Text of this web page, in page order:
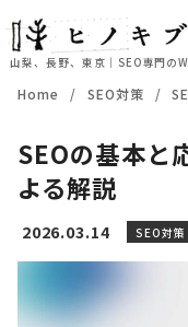
山梨、長野、東京｜SEO専門の
Home SEO対策
SEOの基本と
よる解説
2026.03.14 SEO対策